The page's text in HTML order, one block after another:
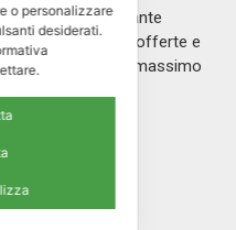
rimarrai in costante
sulle nuove offerte e
Riceverai un massimo
o personalizzare
desiderati.